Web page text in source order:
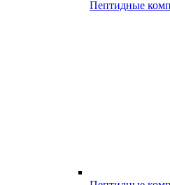
Пептидные